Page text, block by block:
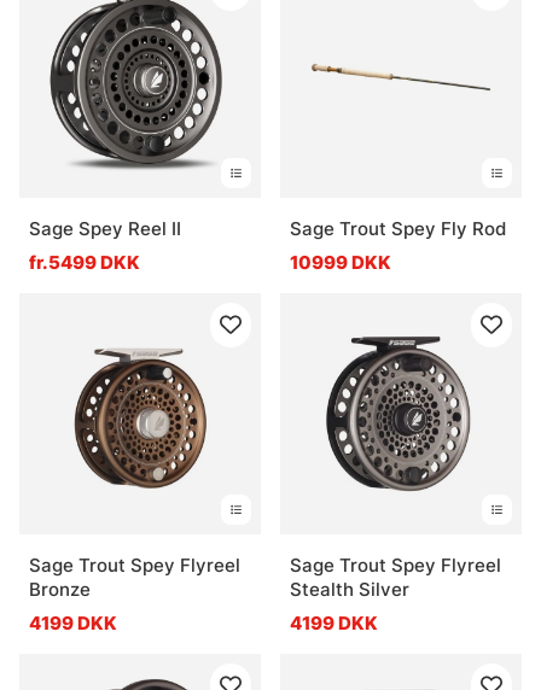
Sage Spey Reel II
fr.5499 DKK
Sage Trout Spey Fly Rod
10999 DKK
Sage Trout Spey Flyreel
Bronze
4199 DKK
Sage Trout Spey Flyreel
Stealth Silver
4199 DKK